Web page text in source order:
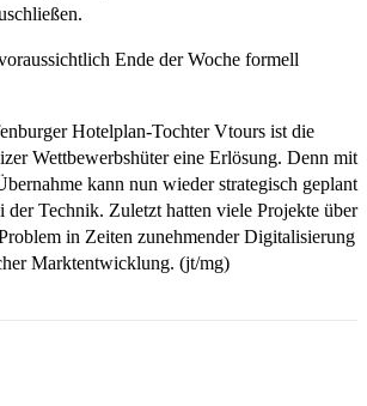
Ende der Woche formell
Hotelplan-Tochter Vtours ist die
Wettbewerbshüter eine Erlösung. Denn mit
kann nun wieder strategisch geplant
der Technik. Zuletzt hatten viele Projekte über
in Zeiten zunehmender Digitalisierung
Marktentwicklung. (jt/mg)